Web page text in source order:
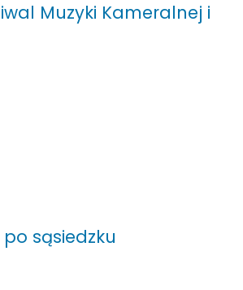
Muzyki Kameralnej i
sąsiedzku